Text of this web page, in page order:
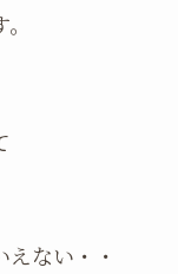
ない・・